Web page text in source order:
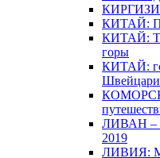
КИТАЙ:
КИТАЙ:
горы
КИТАЙ:
ЛИВАН –
2019
ЛИВИЯ: